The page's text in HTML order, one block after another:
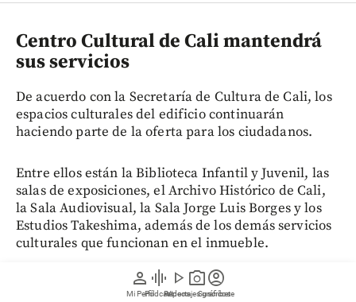
person
Mi Perfil
graphic_eq
Pódcast
play_arrow
Videos
photo_camera
Reportajes gráficos
account_circle
Suscríbete
Centro Cultural de Cali mantendrá
sus servicios
De acuerdo con la Secretaría de Cultura de Cali, los
espacios culturales del edificio continuarán
haciendo parte de la oferta para los ciudadanos.
Entre ellos están la Biblioteca Infantil y Juvenil, las
salas de exposiciones, el Archivo Histórico de Cali,
la Sala Audiovisual, la Sala Jorge Luis Borges y los
Estudios Takeshima, además de los demás servicios
culturales que funcionan en el inmueble.
La administración distrital también señaló que el